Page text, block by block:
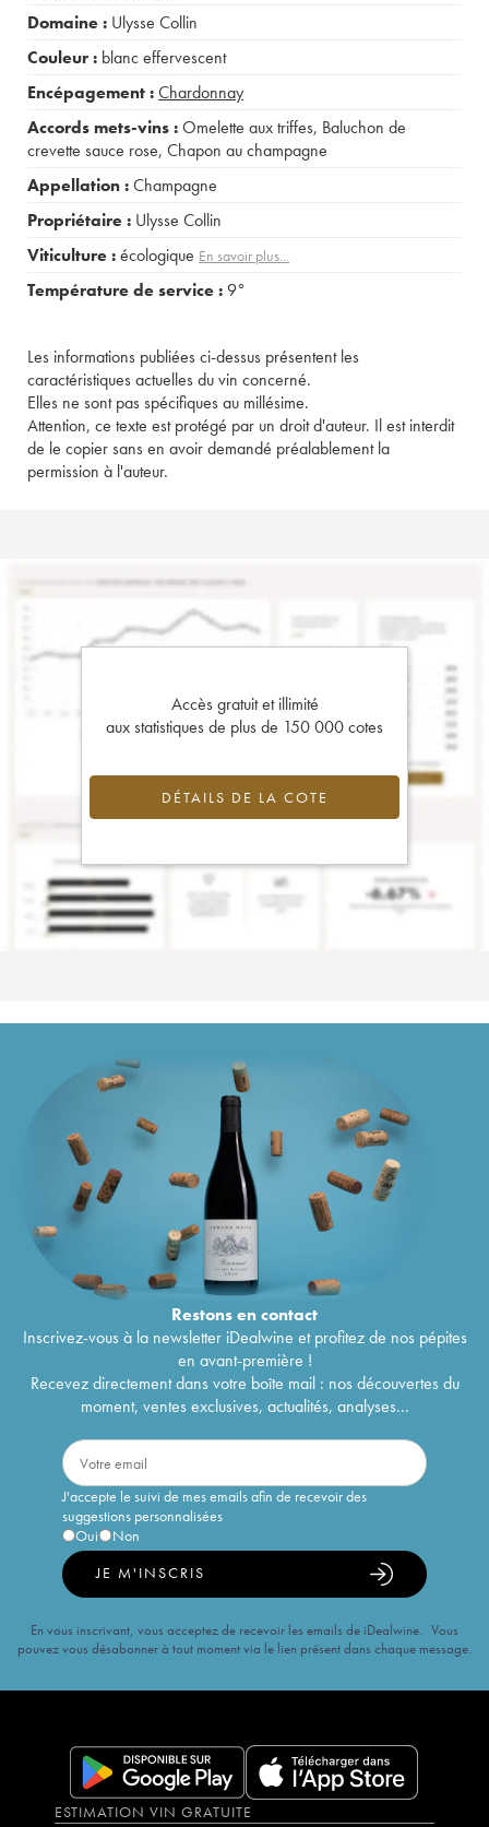
Domaine : Ulysse Collin
Couleur : blanc effervescent
Encépagement :Chardonnay
Accords mets-vins :Omelette aux triffes, Baluchon de
crevette sauce rose, Chapon au champagne
Appellation :Champagne
Propriétaire : Ulysse Collin
Viticulture :écologique En savoir plus...
Température de service : 9°
Les informations publiées ci-dessus présentent les
caractéristiques actuelles du vin concerné.
Elles ne sont pas spécifiques au millésime.
Attention, ce texte est protégé par un droit d'auteur. Il est interdit
de le copier sans en avoir demandé préalablement la
permission à l'auteur.
Accès gratuit et illimité
aux statistiques de plus de 150 000 cotes
DÉTAILS DE LA COTE
Restons encontact
Inscrivez-vous à la newsletter iDealwine et profitez de nos pépites
en avant-première !
Recevez directement dans votre boîte mail : nos découvertes du
moment, ventes exclusives, actualités, analyses...
J'accepte le suivi de mes emails afin de recevoir des
suggestions personnalisées
Oui
Non
JE M'INSCRIS
En vous inscrivant, vous acceptez de recevoir les emails de iDealwine. Vous
pouvez vous désabonner à tout moment via le lien présent dans chaque message.
ESTIMATION VIN GRATUITE